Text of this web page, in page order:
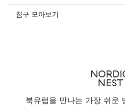
침구 모아보기
북유럽을 만나는 가장 쉬운